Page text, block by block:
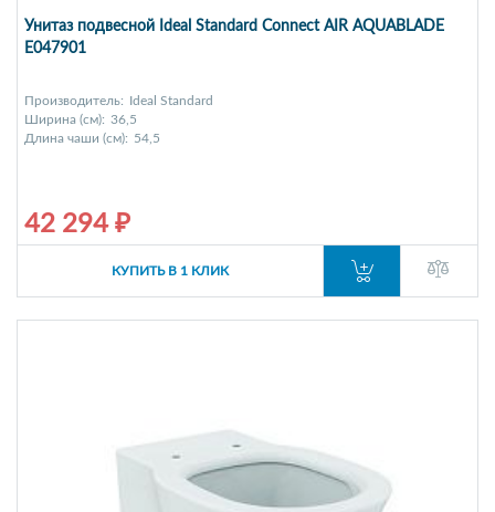
Унитаз подвесной Ideal Standard Connect AIR AQUABLADE
E047901
Производитель: Ideal Standard
Ширина (см): 36,5
Длина чаши (см): 54,5
42 294 ₽
КУПИТЬ В 1 КЛИК